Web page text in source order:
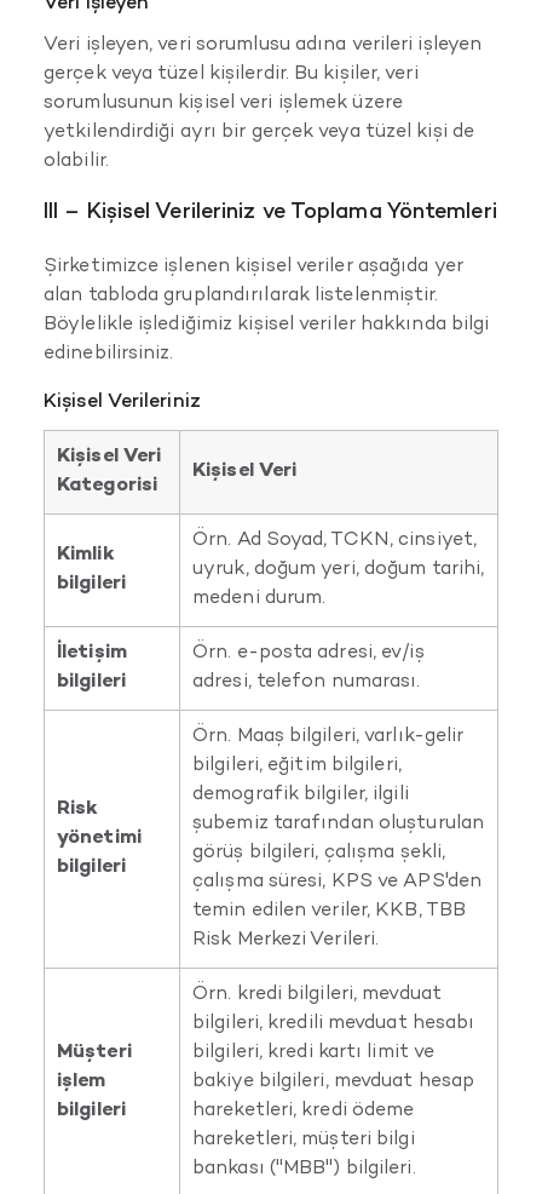
Veri İşleyen
Veri işleyen, veri sorumlusu adına verileri işleyen
gerçek veya tüzel kişilerdir. Bu kişiler, veri
sorumlusunun kişisel veri işlemek üzere
yetkilendirdiği ayrı bir gerçek veya tüzel kişi de
olabilir.
III – Kişisel Verileriniz ve Toplama Yöntemleri
Şirketimizce işlenen kişisel veriler aşağıda yer
alan tabloda gruplandırılarak listelenmiştir.
Böylelikle işlediğimiz kişisel veriler hakkında bilgi
edinebilirsiniz.
Kişisel Verileriniz
Kişisel Veri
Kategorisi
Kişisel Veri
Kimlik
bilgileri
Örn. Ad Soyad, TCKN, cinsiyet,
uyruk, doğum yeri, doğum tarihi,
medeni durum.
İletişim
bilgileri
Örn. e-posta adresi, ev/iş
adresi, telefon numarası.
Risk
yönetimi
bilgileri
Örn. Maaş bilgileri, varlık-gelir
bilgileri, eğitim bilgileri,
demografik bilgiler, ilgili
şubemiz tarafından oluşturulan
görüş bilgileri, çalışma şekli,
çalışma süresi, KPS ve APS'den
temin edilen veriler, KKB, TBB
Risk Merkezi Verileri.
Müşteri
işlem
bilgileri
Örn. kredi bilgileri, mevduat
bilgileri, kredili mevduat hesabı
bilgileri, kredi kartı limit ve
bakiye bilgileri, mevduat hesap
hareketleri, kredi ödeme
hareketleri, müşteri bilgi
bankası ("MBB") bilgileri.